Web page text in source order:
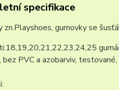
specifikace
zn.Playshoes, gumovky se
bez PVC a azobarviv,